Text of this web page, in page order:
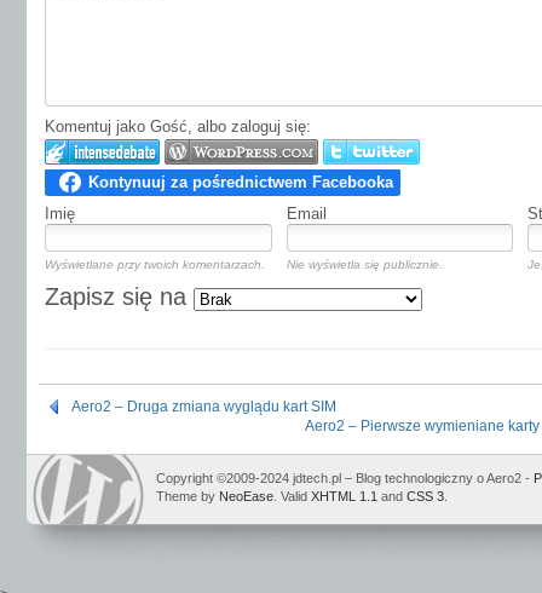
Komentuj jako Gość, albo zaloguj się:
Imię Email
Wyświetlane przy twoich komentarzach. Nie wyświetla się publicznie.
Zapisz się na
Aero2 – Druga zmiana wyglądu kart SIM
Aero2 – Pierwsze wymieniane
Copyright ©2009-2024 jdtech.pl – Blog technologiczny o Aero2 -
Theme by NeoEase . Valid XHTML 1.1 and CSS 3